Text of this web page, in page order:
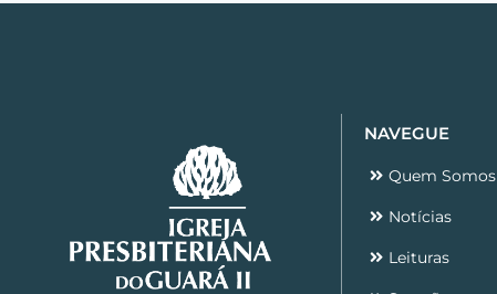
NAVEGUE
Quem Somos
Notícias
Leituras